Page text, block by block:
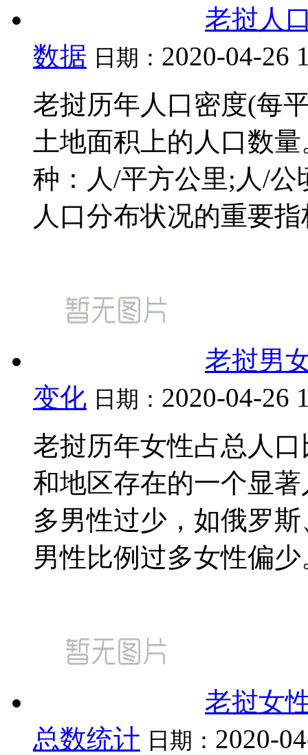
老挝人
数据 日期： 2020-04-26
老挝历年人口密度(每
土地面积上的人口数
种：人/平方公里;人/
人口分布状况的重要
老挝男
变化 日期： 2020-04-26
老挝历年女性占总人
和地区存在的一个显
多男性过少，如俄罗
男性比例过多女性偏少
老挝女
总数统计 日期： 2020-